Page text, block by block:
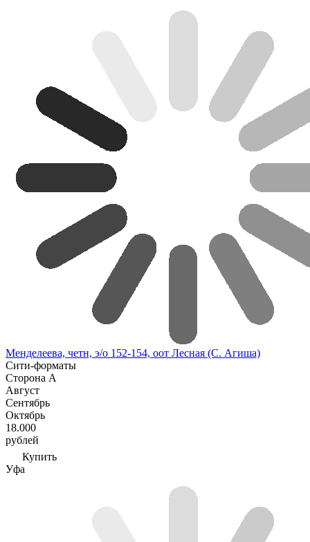
Менделеева, четн, э/о 152-154, оот Лесная (С. Агиша)
Сити-форматы
Сторона А
Август
Сентябрь
Октябрь
18.000
рублей
Купить
Уфа